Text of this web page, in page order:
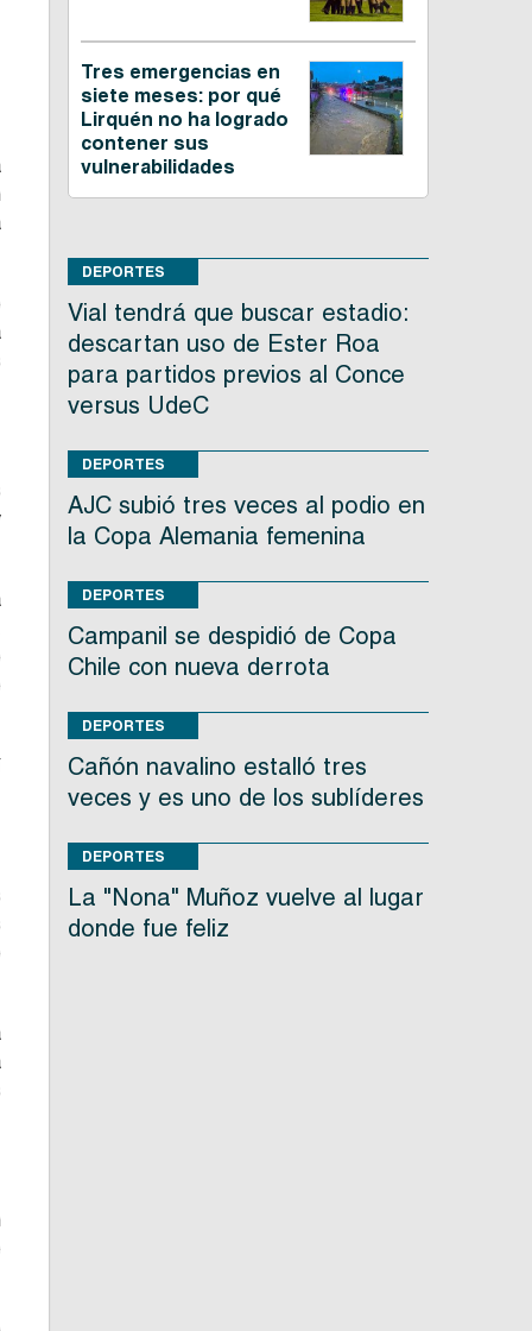
Tres emergencias en
siete meses: por qué
Lirquén no ha logrado
contener sus
vulnerabilidades
DEPORTES
Vial tendrá que buscar estadio:
descartan uso de Ester Roa
para partidos previos al Conce
versus UdeC
DEPORTES
AJC subió tres veces al podio en
la Copa Alemania femenina
DEPORTES
Campanil se despidió de Copa
Chile con nueva derrota
DEPORTES
Cañón navalino estalló tres
veces y es uno de los sublíderes
DEPORTES
La "Nona" Muñoz vuelve al lugar
donde fue feliz